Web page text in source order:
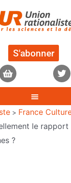
S'abonner
> France
le rapport
?